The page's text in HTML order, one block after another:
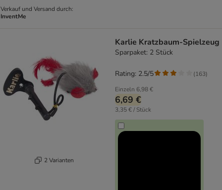
Verkauf und Versand durch:
InventMe
2 Varianten
Karlie Kratzbaum-Spielzeug
Sparpaket: 2 Stück
Einzeln 6,98 €
6,69 €
3,35 € / Stück
Rating: 2.5/5 (163)